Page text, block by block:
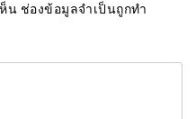
น ช่องข้อมูลจำเป็นถูกทำ